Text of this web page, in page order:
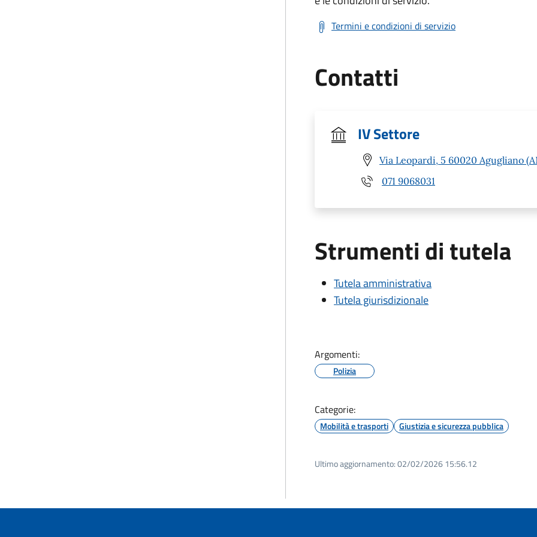
Termini e condizioni di servizio
Contatti
IV Settore
Via Leopardi, 5 60020 Agugliano
071 9068031
Strumenti di tutela
Tutela amministrativa
Tutela giurisdizionale
Argomenti:
Polizia
Categorie:
Mobilità e trasporti Giustizia e sicurezza pubblica
Ultimo aggiornamento:02/02/2026 15:56.12